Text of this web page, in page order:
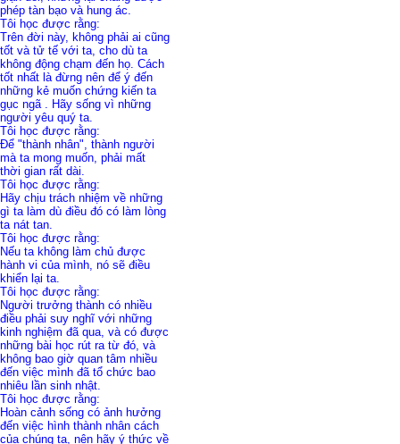
phép tàn bạo và hung ác.
Tôi học được rằng:
Trên đời này, không phải ai cũng
tốt và tử tế với ta, cho dù ta
không động chạm đến họ. Cách
tốt nhất là đừng nên để ý đến
những kẻ muốn chứng kiến ta
gục ngã . Hãy sống vì những
người yêu quý ta.
Tôi học được rằng:
Để "thành nhân", thành người
mà ta mong muốn, phải mất
thời gian rất dài.
Tôi học được rằng:
Hãy chịu trách nhiệm về những
gì ta làm dù điều đó có làm lòng
ta nát tan.
Tôi học được rằng:
Nếu ta không làm chủ được
hành vi của mình, nó sẽ điều
khiển lại ta.
Tôi học được rằng:
Người trưởng thành có nhiều
điều phải suy nghĩ với những
kinh nghiệm đã qua, và có được
những bài học rút ra từ đó, và
không bao giờ quan tâm nhiều
đến việc mình đã tổ chức bao
nhiêu lần sinh nhật.
Tôi học được rằng:
Hoàn cảnh sống có ảnh hưởng
đến việc hình thành nhân cách
của chúng ta, nên hãy ý thức về